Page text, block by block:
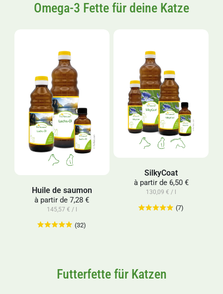
Omega-3 Fette für deine Katze
Huile de saumon
à partir de 7,28 €
145,57 € / l
(32)
SilkyCoat
à partir de6,50 €
130,09 € / l
(7)
Futterfette für Katzen